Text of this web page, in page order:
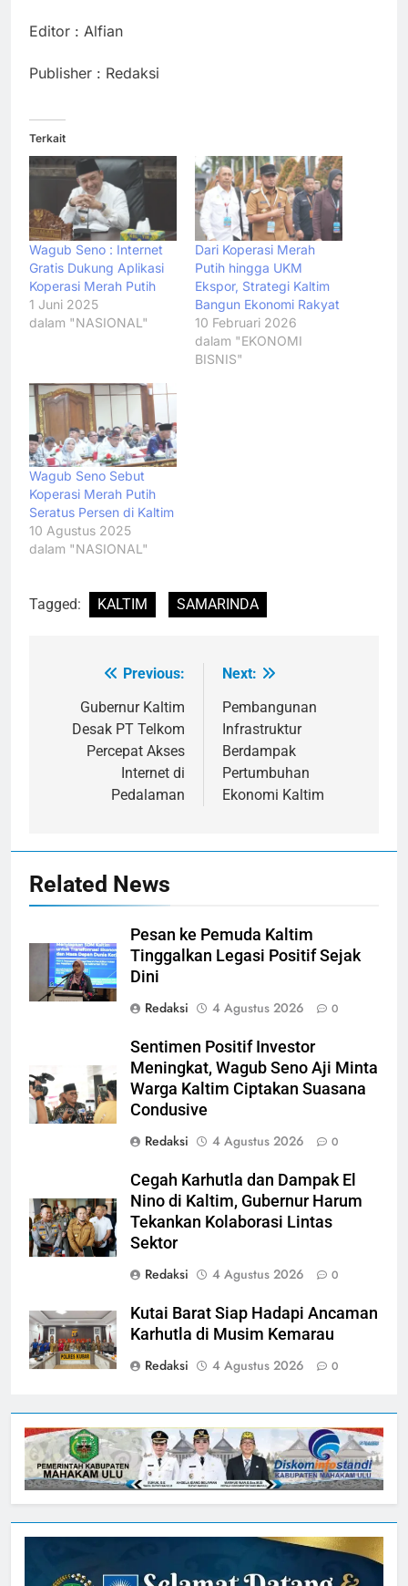
Editor : Alfian
Publisher : Redaksi
Terkait
Wagub Seno : Internet
Gratis Dukung Aplikasi
Koperasi Merah Putih
1 Juni 2025
dalam "NASIONAL"
Dari Koperasi Merah
Putih hingga UKM
Ekspor, Strategi Kaltim
Bangun Ekonomi Rakyat
10 Februari 2026
dalam "EKONOMI
BISNIS"
Wagub Seno Sebut
Koperasi Merah Putih
Seratus Persen di Kaltim
10 Agustus 2025
dalam "NASIONAL"
Tagged: KALTIM SAMARINDA
Navigasi
pos
Previous:
Gubernur Kaltim
Desak PT Telkom
Percepat Akses
Internet di
Pedalaman
Next:
Pembangunan
Infrastruktur
Berdampak
Pertumbuhan
Ekonomi Kaltim
Related News
Pesan ke Pemuda Kaltim
Tinggalkan Legasi Positif Sejak
Dini
Redaksi
4 Agustus 2026 0
Sentimen Positif Investor
Meningkat, Wagub Seno Aji Minta
Warga Kaltim Ciptakan Suasana
Condusive
Redaksi
4 Agustus 2026 0
Cegah Karhutla dan Dampak El
Nino di Kaltim, Gubernur Harum
Tekankan Kolaborasi Lintas
Sektor
Redaksi
4 Agustus 2026 0
Kutai Barat Siap Hadapi Ancaman
Karhutla di Musim Kemarau
Redaksi
4 Agustus 2026 0